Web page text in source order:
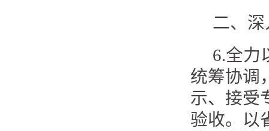
二、
6.全力
统筹协调
示、接受
验收。以